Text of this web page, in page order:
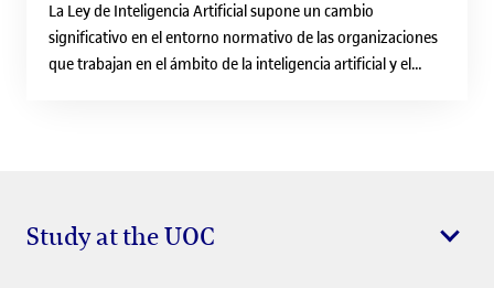
La Ley de Inteligencia Artificial supone un cambio
significativo en el entorno normativo de las organizaciones
que trabajan en el ámbito de la inteligencia artificial y el
Study at the UOC